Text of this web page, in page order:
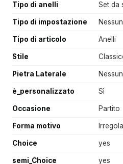
Tipo di anelli Set da
Tipo di impostazione
Tipo di articolo Anelli
Stile
Pietra Laterale
è_personalizzato Sì
Occasione Partito
Forma motivo
Choice yes
semi_Choice yes